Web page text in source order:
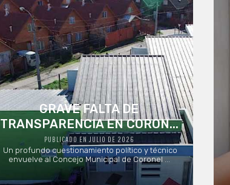
GRAVE FALTA DE
TRANSPARENCIA EN CORON...
PUBLICADO EN JULIO DE 2026
Un profundo cuestionamiento político y técnico
envuelve al Concejo Municipal de Coronel ...